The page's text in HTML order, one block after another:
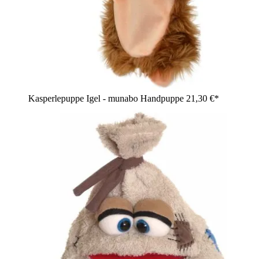
Kasperlepuppe Igel - munabo Handpuppe 21,30 €*